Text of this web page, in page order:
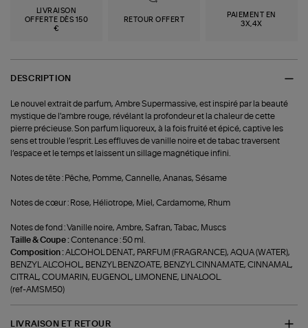
LIVRAISON
OFFERTE DÈS 150
€
RETOUR OFFERT
PAIEMENT EN
3X,4X
DESCRIPTION
Le nouvel extrait de parfum, Ambre Supermassive, est inspiré par la beauté
mystique de l'ambre rouge, révélant la profondeur et la chaleur de cette
pierre précieuse. Son parfum liquoreux, à la fois fruité et épicé, captive les
sens et trouble l’esprit. Les effluves de vanille noire et de tabac traversent
l’espace et le temps et laissent un sillage magnétique infini.
Notes de tête : Pêche, Pomme, Cannelle, Ananas, Sésame
Notes de cœur : Rose, Héliotrope, Miel, Cardamome, Rhum
Notes de fond : Vanille noire, Ambre, Safran, Tabac, Muscs
Taille & Coupe :Contenance : 50 ml.
Composition :ALCOHOL DENAT., PARFUM (FRAGRANCE), AQUA (WATER),
BENZYL ALCOHOL, BENZYL BENZOATE, BENZYL CINNAMATE, CINNAMAL,
CITRAL, COUMARIN, EUGENOL, LIMONENE, LINALOOL.
(ref-AMSM50)
LIVRAISON ET RETOUR